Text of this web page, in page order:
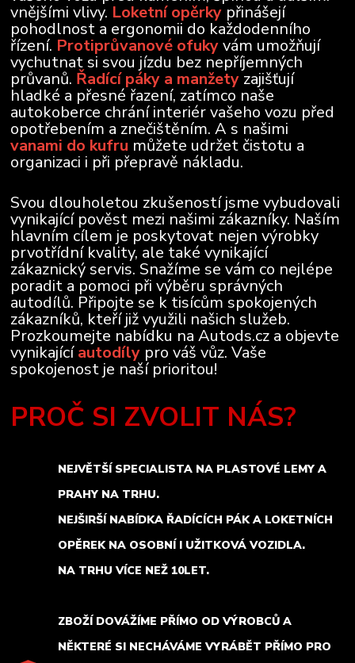
vnějšími vlivy. Loketní opěrky přinášejí
pohodlnost a ergonomii do každodenního
řízení. Protiprůvanové ofukyvám umožňují
vychutnat si svou jízdu bez nepříjemných
průvanů. Řadící páky a manžety zajišťují
hladké a přesné řazení, zatímco naše
autokoberce chrání interiér vašeho vozu před
opotřebením a znečištěním. A s našimi
vanami do kufru můžete udržet čistotu a
organizaci i při přepravě nákladu.
Svou dlouholetou zkušeností jsme vybudovali
vynikající pověst mezi našimi zákazníky. Naším
hlavním cílem je poskytovat nejen výrobky
prvotřídní kvality, ale také vynikající
zákaznický servis. Snažíme se vám co nejlépe
poradit a pomoci při výběru správných
autodílů. Připojte se k tisícům spokojených
zákazníků, kteří již využili našich služeb.
Prozkoumejte nabídku na Autods.cz a objevte
vynikajícíautodíly pro váš vůz. Vaše
spokojenost je naší prioritou!
PROČ SI ZVOLIT NÁS?
NEJVĚTŠÍ SPECIALISTA NA PLASTOVÉ LEMY A
PRAHY NA TRHU.
NEJŠIRŠÍ NABÍDKA ŘADÍCÍCH PÁK A LOKETNÍCH
OPĚREK NA OSOBNÍ I UŽITKOVÁ VOZIDLA.
NA TRHU VÍCE NEŽ 10LET.
ZBOŽÍ DOVÁŽÍME PŘÍMO OD VÝROBCŮ A
NĚKTERÉ SI NECHÁVÁME VYRÁBĚT PŘÍMO PRO